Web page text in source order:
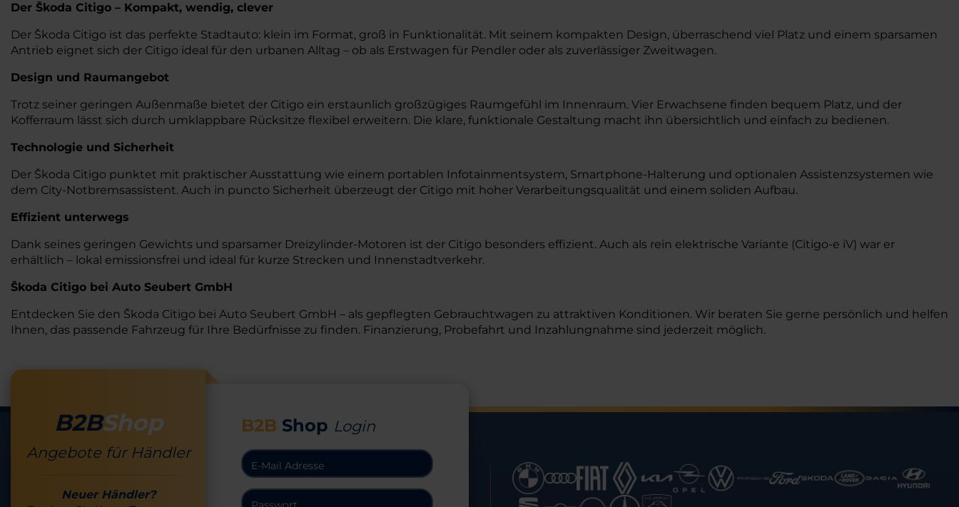
Der Škoda Citigo – Kompakt, wendig, clever
Der Škoda Citigo ist das perfekte Stadtauto: klein im Format, groß in Funktionalität. Mit seinem kompakten Design, überraschend viel Platz und einem sparsamen
Antrieb eignet sich der Citigo ideal für den urbanen Alltag – ob als Erstwagen für Pendler oder als zuverlässiger Zweitwagen.
Design und Raumangebot
Trotz seiner geringen Außenmaße bietet der Citigo ein erstaunlich großzügiges Raumgefühl im Innenraum. Vier Erwachsene finden bequem Platz, und der
Kofferraum lässt sich durch umklappbare Rücksitze flexibel erweitern. Die klare, funktionale Gestaltung macht ihn übersichtlich und einfach zu bedienen.
Technologie und Sicherheit
Der Škoda Citigo punktet mit praktischer Ausstattung wie einem portablen Infotainmentsystem, Smartphone-Halterung und optionalen Assistenzsystemen wie
dem City-Notbremsassistent. Auch in puncto Sicherheit überzeugt der Citigo mit hoher Verarbeitungsqualität und einem soliden Aufbau.
Effizient unterwegs
Dank seines geringen Gewichts und sparsamer Dreizylinder-Motoren ist der Citigo besonders effizient. Auch als rein elektrische Variante (Citigo-e iV) war er
erhältlich – lokal emissionsfrei und ideal für kurze Strecken und Innenstadtverkehr.
Škoda Citigo bei Auto Seubert GmbH
Entdecken Sie den Škoda Citigo bei Auto Seubert GmbH – als gepflegten Gebrauchtwagen zu attraktiven Konditionen. Wir beraten Sie gerne persönlich und helfen
Ihnen, das passende Fahrzeug für Ihre Bedürfnisse zu finden. Finanzierung, Probefahrt und Inzahlungnahme sind jederzeit möglich.
B2BShop
Angebote für Händler
Neuer Händler?
B2B Shop Login